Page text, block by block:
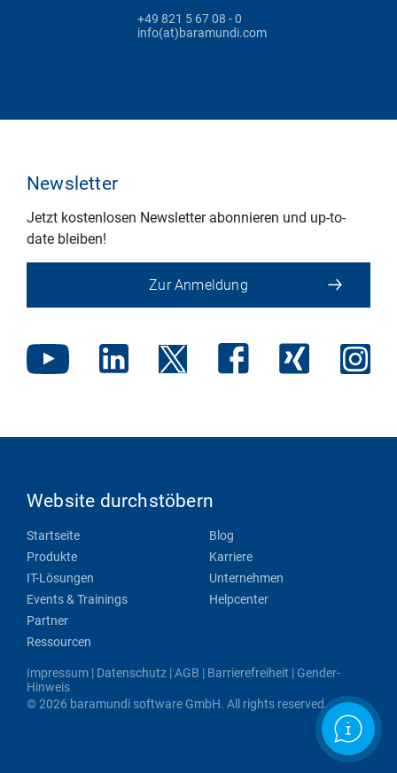
+49 821 5 67 08 - 0
info(at)baramundi.com
Newsletter
Jetzt kostenlosen Newsletter abonnieren und up-to-
date bleiben!
Zur Anmeldung
Website durchstöbern
Startseite
Produkte
IT-Lösungen
Events & Trainings
Partner
Ressourcen
Blog
Karriere
Unternehmen
Helpcenter
Impressum | Datenschutz |AGB | Barrierefreiheit | Gender-
Hinweis
© 2026 baramundi software GmbH. All rights reserved.